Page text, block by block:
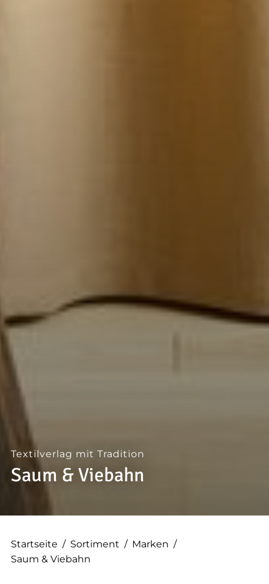
--
--
Textilverlag mit Tradition
Saum & Viebahn
Startseite / Sortiment / Marken /
Saum & Viebahn